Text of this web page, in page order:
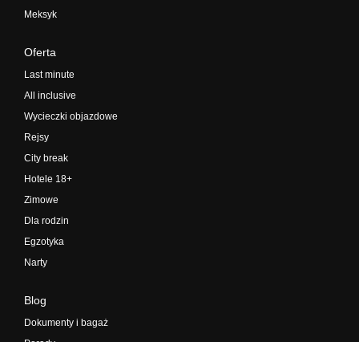
Meksyk
Oferta
Last minute
All inclusive
Wycieczki objazdowe
Rejsy
City break
Hotele 18+
Zimowe
Dla rodzin
Egzotyka
Narty
Blog
Dokumenty i bagaż